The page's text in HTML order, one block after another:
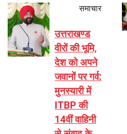
समाचार
उत्तराखण्ड
वीरों की भूमि,
देश को अपने
जवानों पर गर्व:
मुनस्यारी में
ITBP की
14वीं वाहिनी